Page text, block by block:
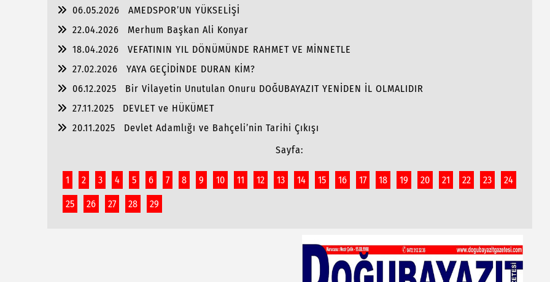
06.05.2026
AMEDSPOR’UN YÜKSELİŞİ
22.04.2026
Merhum Başkan Ali Konyar
18.04.2026
VEFATININ YIL DÖNÜMÜNDE RAHMET VE MİNNETLE
27.02.2026
YAYA GEÇİDİNDE DURAN KİM?
06.12.2025
Bir Vilayetin Unutulan Onuru DOĞUBAYAZIT YENİDEN İL OLMALIDIR
27.11.2025
DEVLET ve HÜKÜMET
20.11.2025
Devlet Adamlığı ve Bahçeli’nin Tarihi Çıkışı
Sayfa:
1 2 3 4 5 6 7 8 9 10 11 12 13 14 15 16 17 18 19 20 21 22 23 24
25 26 27 28 29